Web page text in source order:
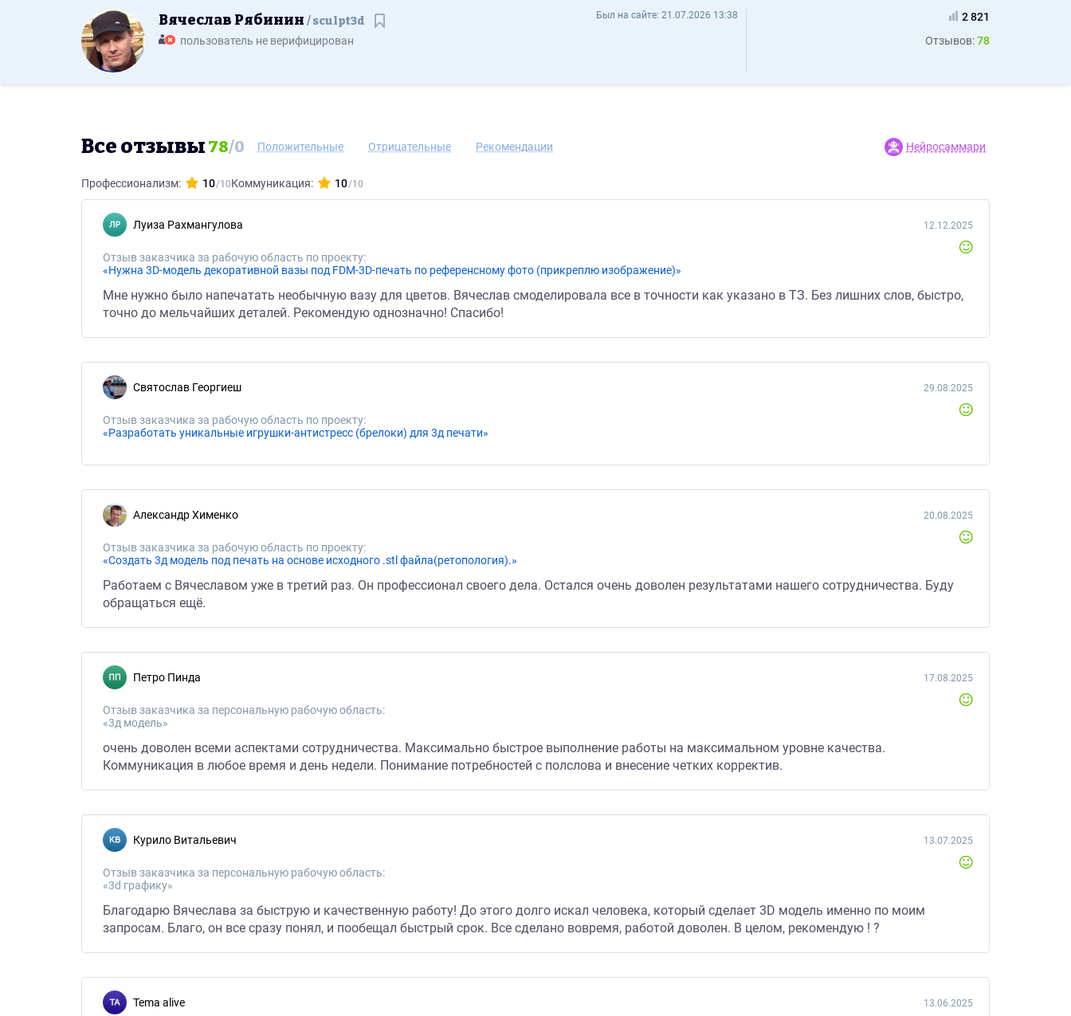
Вячеслав Рябинин sculpt3d - Отзывы
Был на сайте: 21.07.2026 13:38
Вячеслав Рябинин sculpt3d
пользователь не верифицирован
2 821
Отзывов:78
Все отзывы 78/0 Положительные Отрицательные Рекомендации Нейросаммари
Профессионализм: 10 Коммуникация: 10
Луиза Рахмангулова
Отзыв заказчика за рабочую область по проекту:
«Нужна 3D-модель декоративной вазы под FDM-3D-печать по референсному фото (прикреплю изображение)»
12.12.2025
Мне нужно было напечатать необычную вазу для цветов. Вячеслав смоделировала все в точности как указано в ТЗ. Без лишних слов, быстро,
точно до мельчайших деталей. Рекомендую однозначно! Спасибо!
Святослав Георгиеш
Отзыв заказчика за рабочую область по проекту:
«Разработать уникальные игрушки-антистресс (брелоки) для 3д печати»
29.08.2025
Александр Хименко
Отзыв заказчика за рабочую область по проекту:
«Создать 3д модель под печать на основе исходного .stl файла(ретопология).»
20.08.2025
Работаем с Вячеславом уже в третий раз. Он профессионал своего дела. Остался очень доволен результатами нашего сотрудничества. Буду
обращаться ещё.
Петро Пинда
Отзыв заказчика за персональную рабочую область:
«3д модель»
17.08.2025
очень доволен всеми аспектами сотрудничества. Максимально быстрое выполнение работы на максимальном уровне качества.
Коммуникация в любое время и день недели. Понимание потребностей с полслова и внесение четких корректив.
Курило Витальевич
Отзыв заказчика за персональную рабочую область:
«3d графику»
13.07.2025
Благодарю Вячеслава за быструю и качественную работу! До этого долго искал человека, который сделает 3D модель именно по моим
запросам. Благо, он все сразу понял, и пообещал быстрый срок. Все сделано вовремя, работой доволен. В целом, рекомендую ! ?
Tema alive 13.06.2025